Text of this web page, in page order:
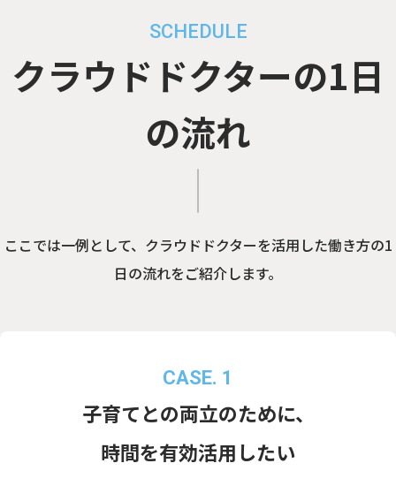
SCHEDULE
クラウドドクターの1日
の流れ
ここでは一例として、クラウドドクターを活用した働き方の1
日の流れをご紹介します。
CASE. 1
子育てとの両立のために、
時間を有効活用したい